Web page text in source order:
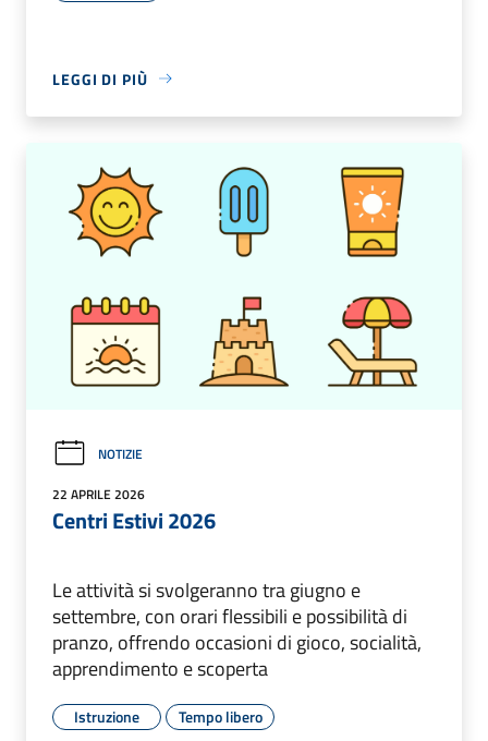
LEGGI DI PIÙ
NOTIZIE
22 APRILE 2026
Centri Estivi 2026
Le attività si svolgeranno tra giugno e
settembre, con orari flessibili e possibilità di
pranzo, offrendo occasioni di gioco, socialità,
apprendimento e scoperta
Istruzione Tempo libero